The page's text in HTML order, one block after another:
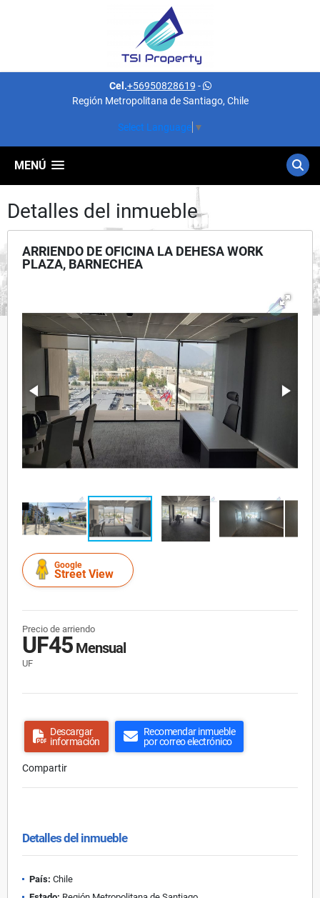
Cel.+56950828619 -
Región Metropolitana de Santiago, Chile
Select Language ▼
MENÚ
Detalles del inmueble
ARRIENDO DE OFICINA LA DEHESA WORK
PLAZA, BARNECHEA
Google
Street View
Precio de arriendo
UF45 Mensual
UF
Descargar
información
Recomendar inmueble
por correo electrónico
Compartir
Detalles del inmueble
País: Chile